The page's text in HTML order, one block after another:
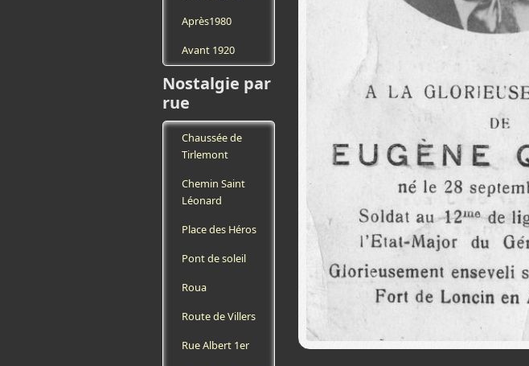
Après1980
Avant 1920
Nostalgie par
rue
Chaussée de
Tirlemont
Chemin Saint
Léonard
Place des Héros
Pont de soleil
Roua
Route de Villers
Rue Albert 1er